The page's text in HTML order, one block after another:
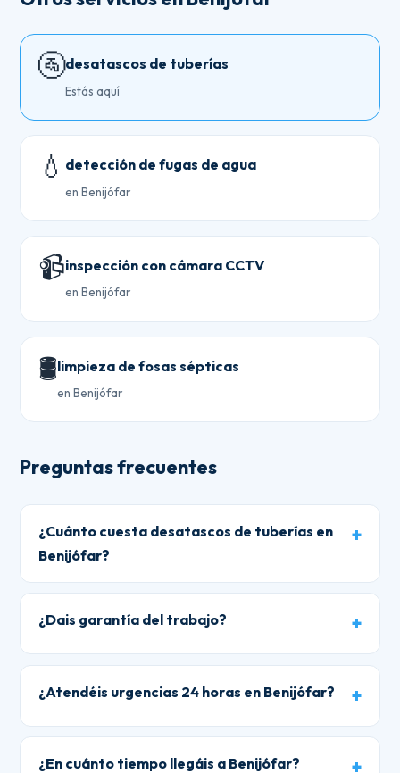
🚰desatascos de tuberías
Estás aquí
💧 detección de fugas de agua
en Benijófar
📹inspección con cámara CCTV
en Benijófar
🛢️limpieza de fosas sépticas
en Benijófar
Preguntas frecuentes
¿Cuánto cuesta desatascos de tuberías en
Benijófar?
¿Dais garantía del trabajo?
¿Atendéis urgencias 24 horas en Benijófar?
¿En cuánto tiempo llegáis a Benijófar?